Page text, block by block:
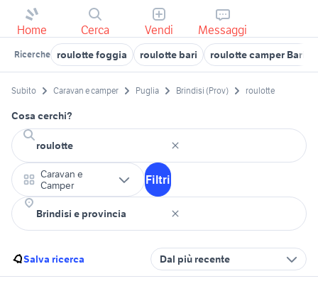
Home Cerca Vendi Messaggi
Ricerche roulotte foggia roulotte bari roulotte camper Bari
Subito Caravan e camper Puglia Brindisi (Prov) roulotte
Cosa cerchi?
Caravan e
Camper
Filtri
Salva ricerca Dal più recente